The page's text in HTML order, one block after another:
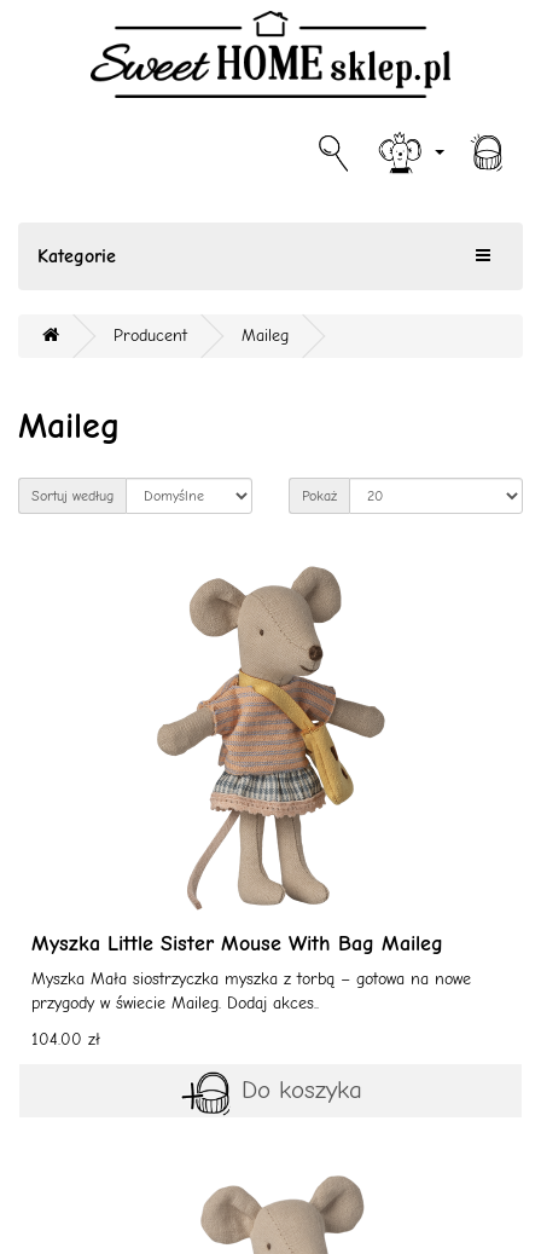
Kategorie
Producent Maileg
Maileg
Sortuj według Pokaż
Myszka Little Sister Mouse With Bag Maileg
Myszka Mała siostrzyczka myszka z torbą – gotowa na nowe
przygody w świecie Maileg. Dodaj akces..
104.00 zł
Do koszyka